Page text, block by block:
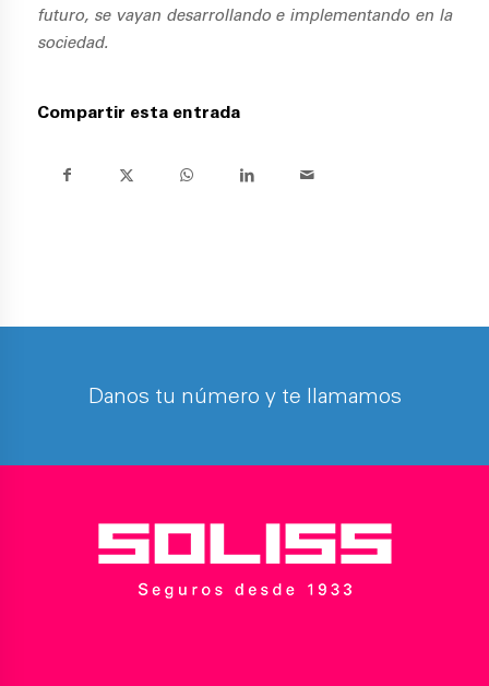
futuro, se vayan desarrollando e implementando en la
sociedad.
Compartir esta entrada
Danos tu número y te llamamos